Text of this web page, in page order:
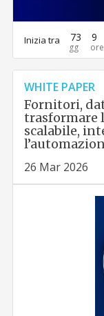
Inizia tra 73 9
WHITE PAPER
Fornitori,
trasformare
scalabile,
26 Mar 2026